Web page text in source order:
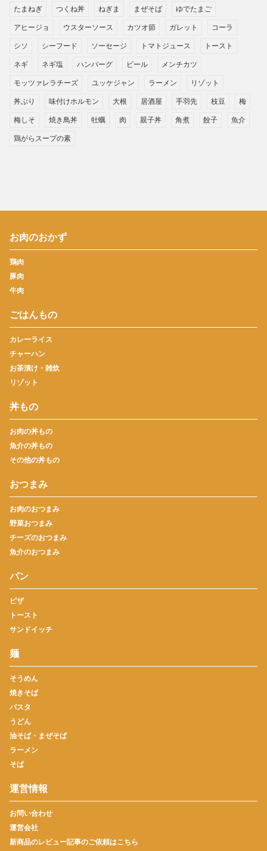
たまねぎ つくね丼 ねぎま まぜそば ゆでたまご
アヒージョ ウスターソース カツオ節 ガレット コーラ
シソ シーフード ソーセージ トマトジュース トースト
ネギ ネギ塩 ハンバーグ ビール メンチカツ
モッツァレラチーズ ユッケジャン ラーメン リゾット
丼ぶり 味付けホルモン 大根 居酒屋 手羽先 枝豆 梅
梅しそ 焼き鳥丼 牡蠣 肉 親子丼 角煮 餃子 魚介
鶏がらスープの素
お肉のおかず
鶏肉
豚肉
牛肉
ごはんもの
カレーライス
チャーハン
お茶漬け・雑炊
リゾット
丼もの
お肉の丼もの
魚介の丼もの
その他の丼もの
おつまみ
お肉のおつまみ
野菜おつまみ
チーズのおつまみ
魚介のおつまみ
パン
ピザ
トースト
サンドイッチ
麺
そうめん
焼きそば
パスタ
うどん
油そば・まぜそば
ラーメン
そば
運営情報
お問い合わせ
運営会社
新商品のレビュー記事のご依頼はこちら